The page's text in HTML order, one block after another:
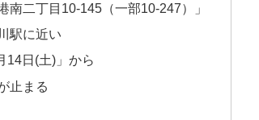
二丁目10-145（一部10-247）」
駅に近い
14日(土)」から
止まる